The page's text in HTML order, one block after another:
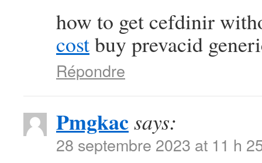
how to get cefdinir
costbuy prevacid
Répondre
Pmgkacsays:
28 septembre 2023 at 11 h